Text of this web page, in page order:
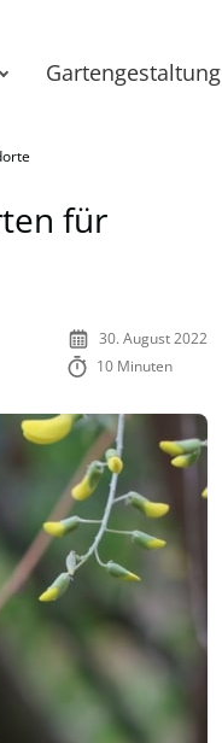
Gartengestaltung
für
30. August 2022
10 Minuten